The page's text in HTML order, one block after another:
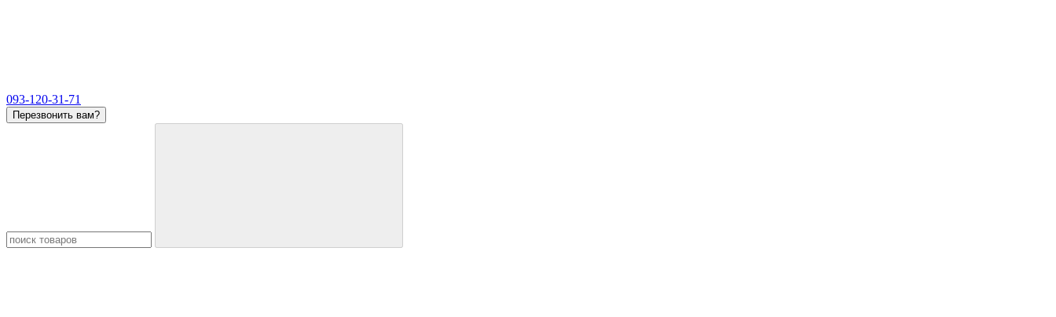
093-120-31-71
Перезвонить вам?